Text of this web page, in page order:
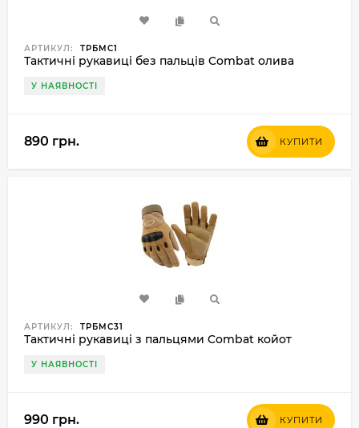
АРТИКУЛ: ТРБMС1
Тактичні рукавиці без пальців Combat олива
У НАЯВНОСТІ
890 грн. КУПИТИ
АРТИКУЛ: ТРБMС31
Тактичні рукавиці з пальцями Combat койот
У НАЯВНОСТІ
990 грн. КУПИТИ